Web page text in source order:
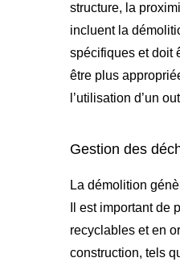
structure, la
incluent la
spécifiques et doit
être plus
l’utilisation d’un
Gestion des
La démolition
Il est important
recyclables et en
construction, tels